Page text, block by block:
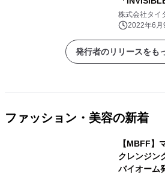
ユニセック
カラー
株式会社タイ
2022年6月
発行者のリリースをも
ファッション・美容の新着
【MBFF】
クレンジ
バイオーム